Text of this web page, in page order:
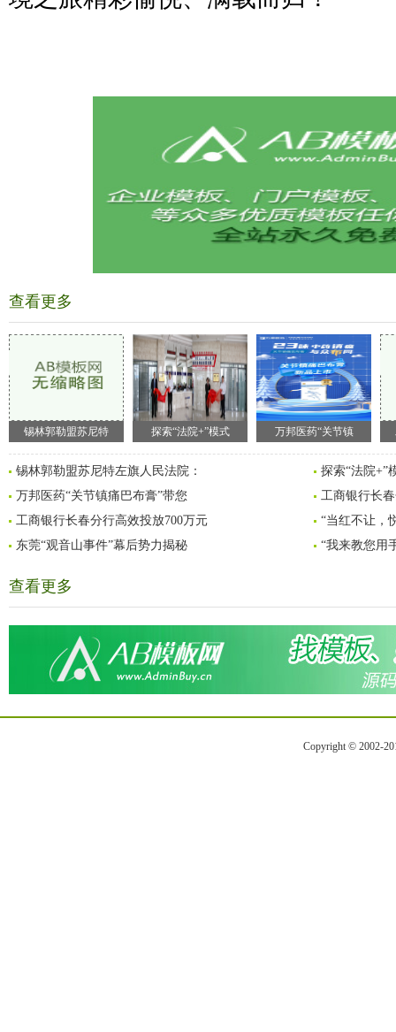
查看更多
锡林郭勒盟苏尼特 探索“法院+”模式 万邦医药“关节镇
锡林郭勒盟苏尼特左旗人民法院：
探索“法院+”
万邦医药“关节镇痛巴布膏”带您
工商银行长
工商银行长春分行高效投放700万元
“当红不让，
东莞“观音山事件”幕后势力揭秘
“我来教您用
查看更多
Copyright © 2002-